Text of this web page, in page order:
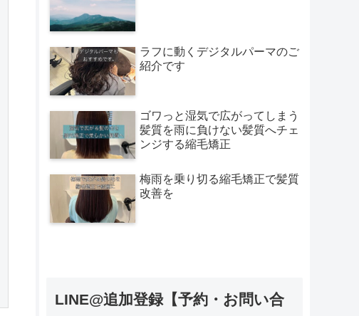
ラフに動くデジタルパーマのご
紹介です
ゴワっと湿気で広がってしまう
髪質を雨に負けない髪質へチェ
ンジする縮毛矯正
梅雨を乗り切る縮毛矯正で髪質
改善を
LINE@追加登録【予約・お問い合